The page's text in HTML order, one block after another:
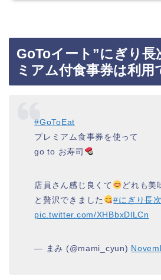
GoToイート”にぎり長
ミアム付食事券は利用
#GoToEat
プレミアム食事券を使って
go to お寿司
店員さん感じ良くて
どれも美
と贅沢できました
#にぎり長
pic.twitter.com/XHBbxDlLCn
— まみ (@mami_cyun)